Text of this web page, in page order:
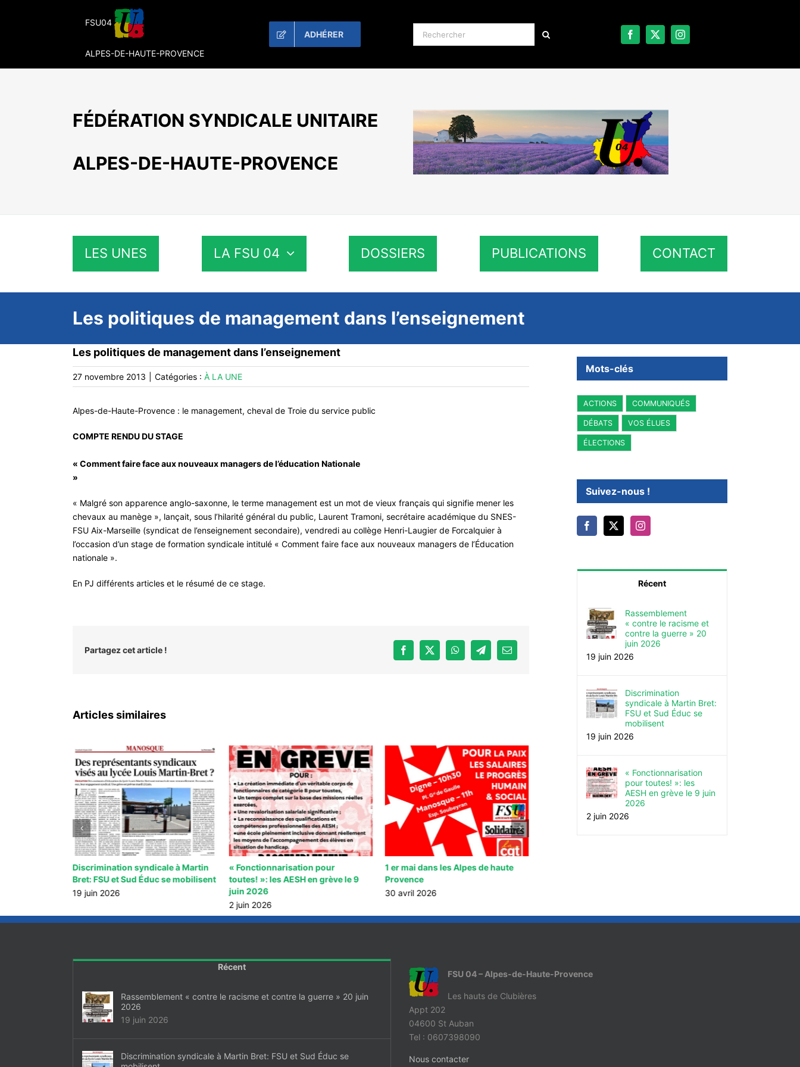
FSU04
ALPES-DE-HAUTE-PROVENCE
ADHÉRER Rechercher:
FÉDÉRATION SYNDICALE UNITAIRE
ALPES-DE-HAUTE-PROVENCE
LES UNES LA FSU 04 DOSSIERS PUBLICATIONS CONTACT
Les politiques de management dans l’enseignement
Les politiques de management dans l’enseignement
27 novembre 2013 Catégories : À LA UNE
Alpes-de-Haute-Provence : le management, cheval de Troie du service public
COMPTE RENDU DU STAGE
« Comment faire face aux nouveaux managers de l’éducation Nationale
»
« Malgré son apparence anglo-saxonne, le terme management est un mot de vieux français qui signifie mener les
chevaux au manège », lançait, sous l’hilarité général du public, Laurent Tramoni, secrétaire académique du SNES-
FSU Aix-Marseille (syndicat de l’enseignement secondaire), vendredi au collège Henri-Laugier de Forcalquier à
l’occasion d’un stage de formation syndicale intitulé « Comment faire face aux nouveaux managers de l’Éducation
nationale ».
En PJ différents articles et le résumé de ce stage.
Partagez cet article ! Facebook
X WhatsAppTelegramEmail
Articles similaires
Discrimination syndicale à Martin
Bret: FSU et Sud Éduc se mobilisent
19 juin 2026
« Fonctionnarisation pour
toutes! »: les AESH en grève le 9
juin 2026
2 juin 2026
1 er mai dans les Alpes de haute
Provence
30 avril 2026
Mots-clés
ACTIONS COMMUNIQUÉS
DÉBATS VOS ÉLUES
ÉLECTIONS
Suivez-nous !
Récent
Rassemblement
« contre le racisme et
contre la guerre » 20
juin 2026
19 juin 2026
Discrimination
syndicale à Martin Bret:
FSU et Sud Éduc se
mobilisent
19 juin 2026
« Fonctionnarisation
pour toutes! »: les
AESH en grève le 9 juin
2026
2 juin 2026
Récent
Rassemblement « contre le racisme et contre la guerre » 20 juin
2026
19 juin 2026
Discrimination syndicale à Martin Bret: FSU et Sud Éduc se
FSU 04 – Alpes-de-Haute-Provence
Les hauts de Clubières
Appt 202
04600 St Auban
Tel : 0607398090
Nous contacter